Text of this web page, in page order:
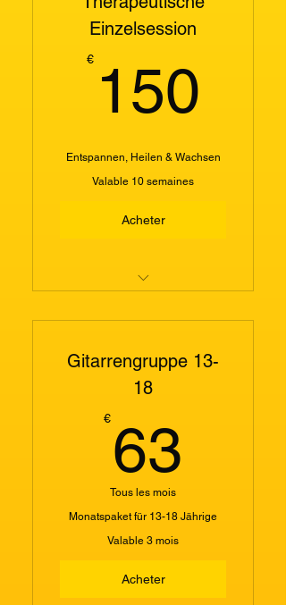
Einzelsession
€ 150
Entspannen, Heilen & Wachsen
Valable 10 semaines
Acheter
Einzelarbeit 90
Klangmassage
Gitarrengruppe 13-
18
€ 63
Tous les mois
Monatspaket für 13-18 Jährige
Valable 3 mois
Acheter